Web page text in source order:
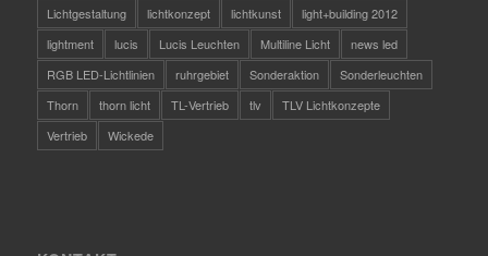
Lichtgestaltung
lichtkonzept lichtkunst
light+building 2012
lightment
lucis Lucis Leuchten Multiline Licht
news led
RGB LED-Lichtlinien
ruhrgebiet Sonderaktion
Sonderleuchten
Thorn
thorn licht TL-Vertrieb tlv
TLV Lichtkonzepte
Vertrieb
Wickede